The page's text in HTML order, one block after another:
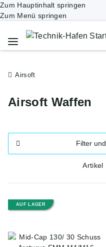
Zum Hauptinhalt springen
Zum Menü springen
Airsoft
Airsoft Waffen
Filter
Artikel
AUF LAGER